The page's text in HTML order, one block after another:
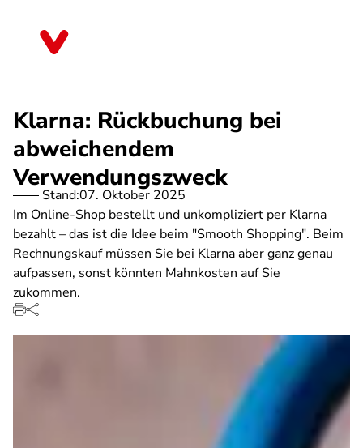
Klarna: Rückbuchung bei
abweichendem
Verwendungszweck
Stand:07. Oktober 2025
Im Online-Shop bestellt und unkompliziert per Klarna
bezahlt – das ist die Idee beim "Smooth Shopping". Beim
Rechnungskauf müssen Sie bei Klarna aber ganz genau
aufpassen, sonst könnten Mahnkosten auf Sie
zukommen.